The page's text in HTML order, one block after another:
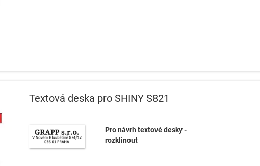
Textová deska pro SHINY S821
Pro návrh textové desky -
rozklinout